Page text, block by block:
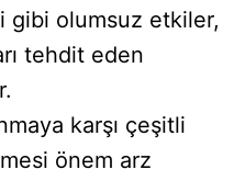
gibi olumsuz etkiler,
tehdit eden
karşı çeşitli
önem arz